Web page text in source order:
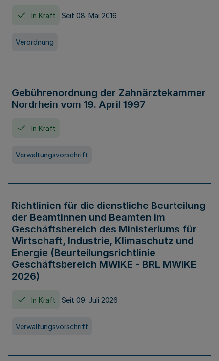
In Kraft Seit 08. Mai 2016
Verordnung
Gebührenordnung der Zahnärztekammer
Nordrhein vom 19. April 1997
In Kraft
Verwaltungsvorschrift
Richtlinien für die dienstliche Beurteilung
der Beamtinnen und Beamten im
Geschäftsbereich des Ministeriums für
Wirtschaft, Industrie, Klimaschutz und
Energie (Beurteilungsrichtlinie
Geschäftsbereich MWIKE - BRL MWIKE
2026)
In Kraft Seit 09. Juli 2026
Verwaltungsvorschrift